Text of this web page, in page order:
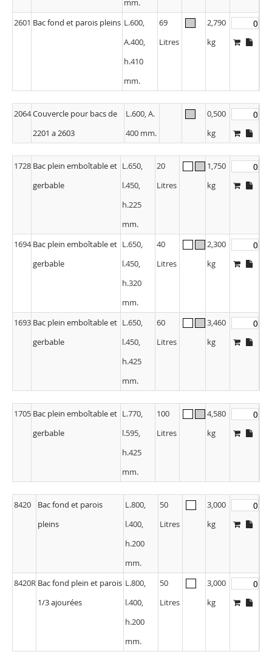
2601 Bac fond et parois pleins L.600,
A.400,
h.410
mm.
69
Litres
2,790
kg
2064Couvercle pour bacs de
2201 a 2603
L.600, A.
400 mm.
0,500
kg
1728 Bac plein emboîtable et
gerbable
L.650,
l.450,
h.225
mm.
20
Litres
1,750
kg
1694 Bac plein emboîtable et
gerbable
L.650,
l.450,
h.320
mm.
40
Litres
2,300
kg
1693 Bac plein emboîtable et
gerbable
L.650,
l.450,
h.425
mm.
60
Litres
3,460
kg
1705 Bac plein emboîtable et
gerbable
L.770,
l.595,
h.425
mm.
100
Litres
4,580
kg
8420
Bac fond et parois
pleins
L.800,
l.400,
h.200
mm.
50
Litres
3,000
kg
8420R Bac fond plein et parois
1/3 ajourées
L.800,
l.400,
h.200
mm.
50
Litres
3,000
kg